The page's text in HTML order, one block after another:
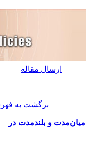
برگشت به
و بلندمدت در